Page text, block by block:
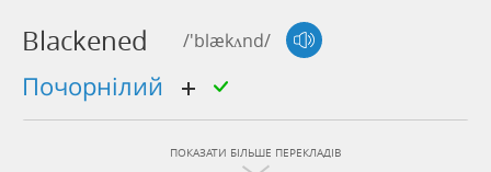
Blackened /'blækʌnd/
почорнілий
ПОКАЗАТИ БІЛЬШЕ ПЕРЕКЛАДІВ